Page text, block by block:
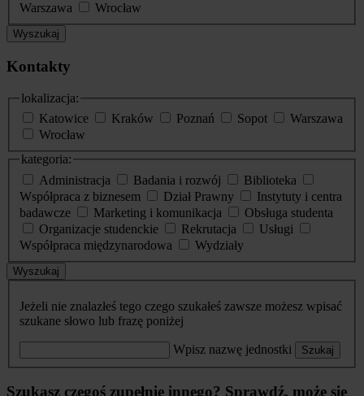
Warszawa
Wrocław
Wyszukaj
Kontakty
lokalizacja:
Katowice
Kraków Poznań Sopot
Warszawa
Wrocław
kategoria:
Administracja
Badania i rozwój
Biblioteka
Współpraca z biznesem
Dział Prawny
Instytuty i centra
badawcze
Marketing i komunikacja
Obsługa studenta
Organizacje studenckie
Rekrutacja
Usługi
Współpraca międzynarodowa
Wydziały
Wyszukaj
Jeżeli nie znalazłeś tego czego szukałeś zawsze możesz wpisać
szukane słowo lub frazę poniżej
Wpisz nazwę jednostki Szukaj
Szukasz czegoś zupełnie innego? Sprawdź, może się